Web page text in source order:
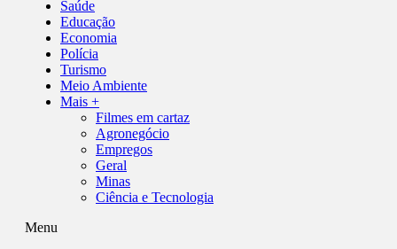
Saúde
Educação
Economia
Polícia
Turismo
Meio Ambiente
Mais +
Filmes em cartaz
Agronegócio
Empregos
Geral
Minas
Ciência e Tecnologia
Menu